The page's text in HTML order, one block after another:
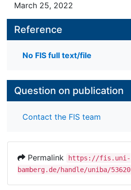
March 25, 2022
Reference
No FIS full text/file
Question on publication
Contact the FIS team
Permalink
https://fis.uni-
bamberg.de/handle/uniba/53620